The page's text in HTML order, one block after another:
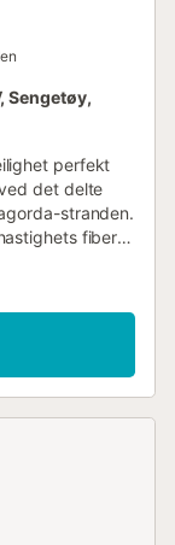
Sengetøy,
perfekt
det delte
stranden.
fiber-
med
unna. Tre
komfortabel
og en